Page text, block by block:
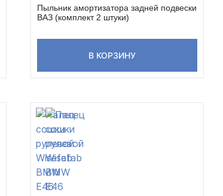
Пыльник амортизатора задней подвески
ВАЗ (комплект 2 штуки)
В КОРЗИНУ